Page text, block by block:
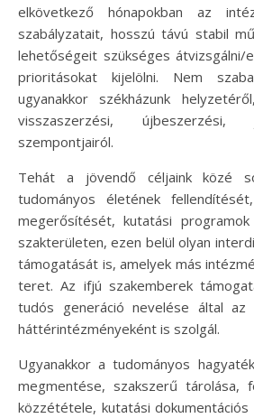
elkövetkező hónapokban az
szabályzatait, hosszú távú stabil
lehetőségeit szükséges átvizsgálni/
prioritásokat kijelölni. Nem
ugyanakkor székházunk
visszaszerzési, újbeszerzési,
szempontjairól.
Tehát a jövendő céljaink közé
tudományos életének
megerősítését, kutatási
szakterületen, ezen belül olyan
támogatását is, amelyek más
teret. Az ifjú szakemberek
tudós generáció nevelése által az
háttérintézményeként is szolgál.
Ugyanakkor a tudományos
megmentése, szakszerű tárolása,
közzététele, kutatási dokumentációs